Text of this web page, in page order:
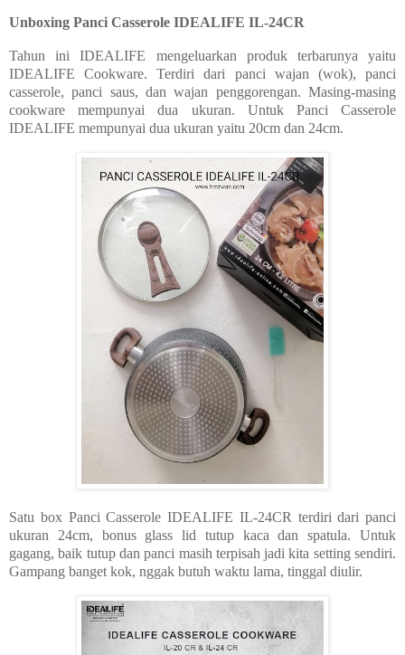
Unboxing Panci Casserole IDEALIFE IL-24CR
Tahun ini IDEALIFE mengeluarkan produk terbarunya yaitu
IDEALIFE Cookware. Terdiri dari panci wajan (wok), panci
casserole, panci saus, dan wajan penggorengan. Masing-masing
cookware mempunyai dua ukuran. Untuk Panci Casserole
IDEALIFE mempunyai dua ukuran yaitu 20cm dan 24cm.
Satu box Panci Casserole IDEALIFE IL-24CR terdiri dari panci
ukuran 24cm, bonus glass lid tutup kaca dan spatula. Untuk
gagang, baik tutup dan panci masih terpisah jadi kita setting sendiri.
Gampang banget kok, nggak butuh waktu lama, tinggal diulir.